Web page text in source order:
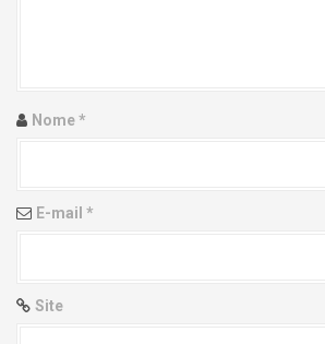
i
n
Nome*
E-mail *
Site